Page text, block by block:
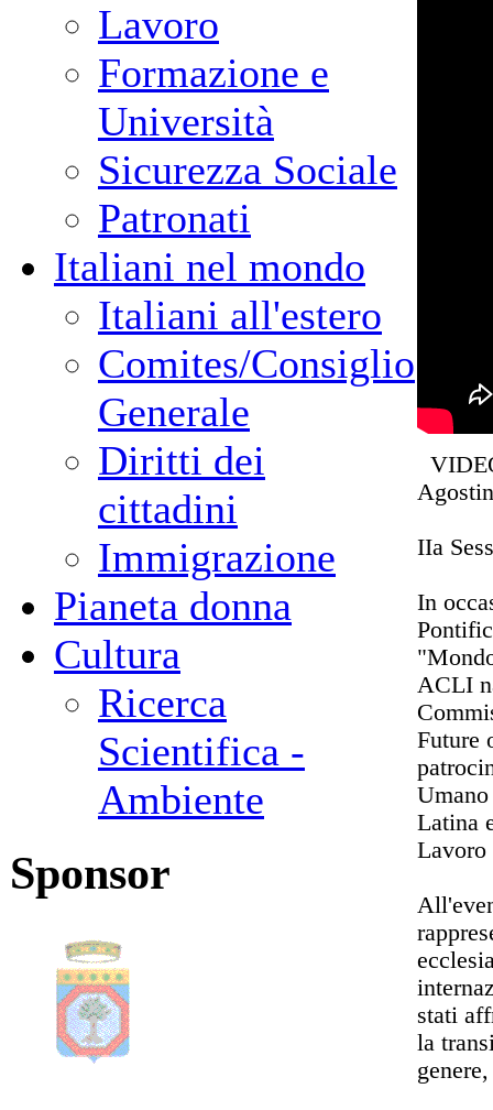
Lavoro
Formazione e
Università
Sicurezza Sociale
Patronati
Italiani nel mondo
Italiani all'estero
Comites/Consiglio
Generale
Diritti dei
cittadini
Immigrazione
Pianeta donna
Cultura
Ricerca
Scientifica -
Ambiente
Sponsor
IIa
In
ACLI
Future
Latina
Lavoro
stati
la